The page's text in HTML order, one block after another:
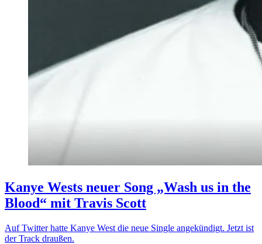
Kanye Wests neuer Song „Wash us in the
Blood“ mit Travis Scott
Auf Twitter hatte Kanye West die neue Single angekündigt. Jetzt ist
der Track draußen.